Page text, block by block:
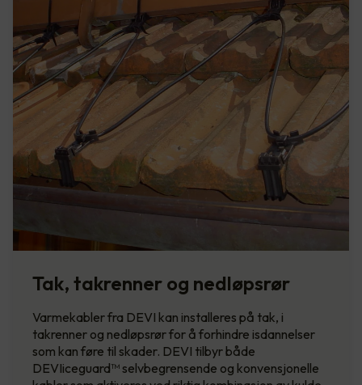
Tak, takrenner og nedløpsrør
Varmekabler fra DEVI kan installeres på tak, i
takrenner og nedløpsrør for å forhindre isdannelser
som kan føre til skader. DEVI tilbyr både
DEVIiceguard™ selvbegrensende og konvensjonelle